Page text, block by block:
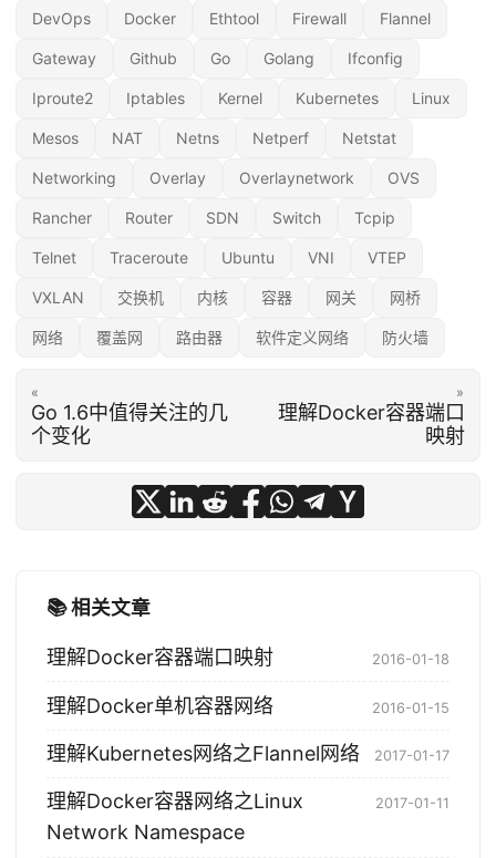
DevOps Docker Ethtool Firewall Flannel
Gateway Github Go Golang Ifconfig
Iproute2 Iptables Kernel Kubernetes Linux
Mesos NAT Netns Netperf Netstat
Networking Overlay Overlaynetwork OVS
Rancher Router SDN Switch Tcpip
Telnet Traceroute Ubuntu VNI VTEP
VXLAN 交换机 内核 容器 网关 网桥
网络 覆盖网 路由器 软件定义网络 防火墙
«
Go 1.6中值得关注的几
个变化
»
理解Docker容器端口
映射
📚 相关文章
理解Docker容器端口映射 2016-01-18
理解Docker单机容器网络 2016-01-15
理解Kubernetes网络之Flannel网络 2017-01-17
理解Docker容器网络之Linux
Network Namespace
2017-01-11